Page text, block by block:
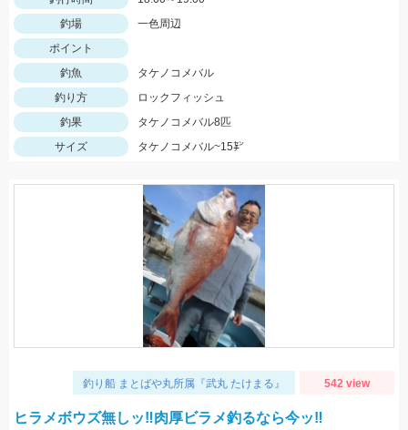
釣場
一色周辺
ポイント
釣魚
タケノコメバル
釣り方
ロックフィッシュ
釣果
タケノコメバル8匹
サイズ
タケノコメバル~15㌢
釣り船 まとばや丸所属『武丸 たけまる』 542 view
ヒラメボウズ無しッ‼︎肉厚ビラメ釣るなら今ッ‼︎